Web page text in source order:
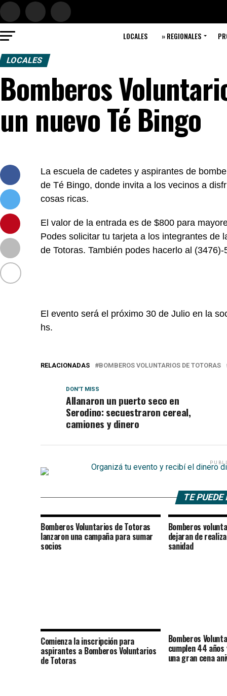
LOCALES » REGIONALES
LOCALES
Bomberos
un nuevo Té Bingo
La escuela de cadetes y aspirantes de
de Té Bingo, donde invita a los vecinos a
cosas ricas.
El valor de la entrada es de $800 para
Podes solicitar tu tarjeta a los integrantes de
de Totoras. También podes hacerlo al (3476)-
El evento será el próximo 30 de Julio en la
hs.
RELACIONADAS BOMBEROS VOLUNTARIOS DE TOTORAS
DON'T MISS
Allanaron un puerto seco en
Serodino: secuestraron cereal,
camiones y dinero
TE
Bomberos Voluntarios de Totoras
lanzaron una campaña para sumar
socios
Bomberos
dejaran de
sanidad
Comienza la inscripción para
aspirantes a Bomberos Voluntarios
de Totoras
Bomberos
cumplen 44
una gran cena